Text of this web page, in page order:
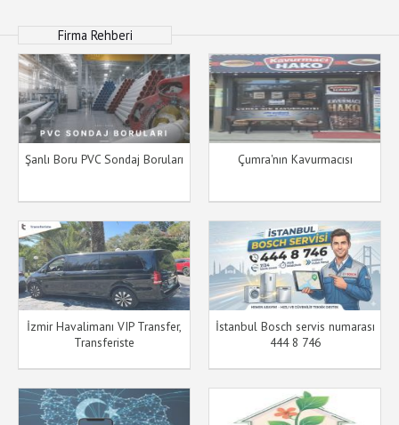
Firma Rehberi
Şanlı Boru PVC Sondaj Boruları Çumra'nın Kavurmacısı
İzmir Havalimanı VIP Transfer,
Transferiste
İstanbul Bosch servis numarası
444 8 746